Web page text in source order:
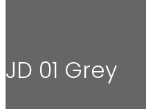
JD 01 Grey